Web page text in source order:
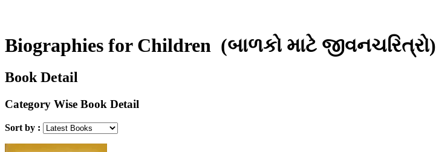
Biographies for Children (બાળકો માટે જીવનચરિત્રો)
Book Detail
Category Wise Book Detail
Sort by :